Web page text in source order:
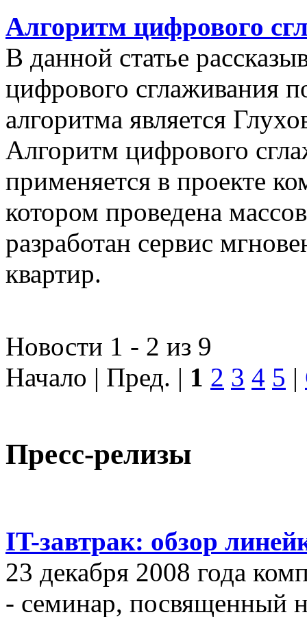
Алгоритм цифрового
В данной статье
цифрового сглаживания
алгоритма является
Алгоритм цифрового
применяется в проекте
котором проведена
разработан сервис
квартир.
Новости 1 - 2 из 9
Начало | Пред. | 1 2 3 4 5 |
Пресс-релизы
IT-завтрак: обзор
23 декабря 2008 года
- семинар, посвященный